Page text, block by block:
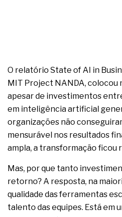
O relatório State of AI in
MIT Project NANDA, colocou
apesar de investimentos
em inteligência artificial
organizações não
mensurável nos resultados
ampla, a transformação ficou
Mas, por que tanto
retorno? A resposta, na
qualidade das ferramentas
talento das equipes. Está em